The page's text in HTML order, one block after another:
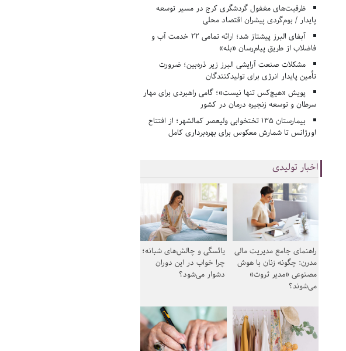
ظرفیت‌های مغفول گردشگری کرج در مسیر توسعه
پایدار / بوم‌گردی پیشران اقتصاد محلی
آبفای البرز پیشتاز شد؛ ارائه تمامی ۲۲ خدمت آب و
فاضلاب از طریق پیام‌رسان «بله»
مشکلات صنعت آرایشی البرز زیر ذره‌بین؛ ضرورت
تأمین پایدار انرژی برای تولیدکنندگان
پویش «هیچ‌کس تنها نیست»؛ گامی راهبردی برای مهار
سرطان و توسعه زنجیره درمان در کشور
بیمارستان ۱۳۵ تختخوابی ولیعصر کمالشهر؛ از افتتاح
اورژانس تا شمارش معکوس برای بهره‌برداری کامل
اخبار تولیدی
راهنمای جامع مدیریت مالی
مدرن: چگونه زنان با هوش
مصنوعی «مدیر ثروت»
می‌شوند؟
یائسگی و چالش‌های شبانه؛
چرا خواب در این دوران
دشوار می‌شود؟